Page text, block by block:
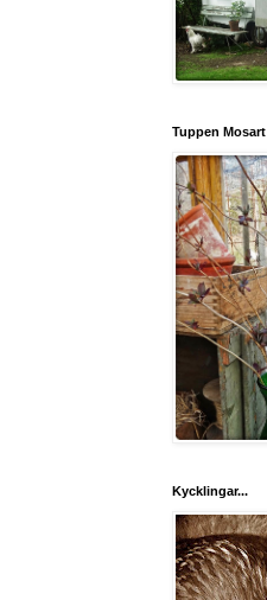
Tuppen Mosart
Kycklingar...